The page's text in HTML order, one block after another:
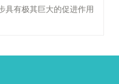
具有极其巨大的促进作用